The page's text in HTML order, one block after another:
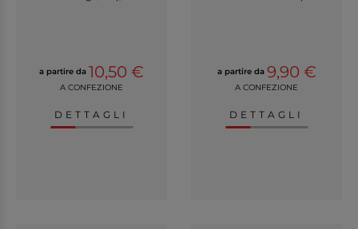
a partire da 10,50 €
A CONFEZIONE
DETTAGLI
a partire da 9,90 €
A CONFEZIONE
DETTAGLI